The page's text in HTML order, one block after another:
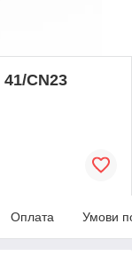
CN23
Оплата Умови